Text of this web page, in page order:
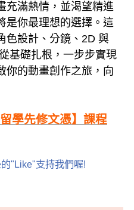
充滿熱情，並渴望精進
是你最理想的選擇。這
色設計、分鏡、2D 與
基礎扎根，一步步實現
你的動畫創作之旅，向
學先修文憑】課程
"Like"支持我們喔!